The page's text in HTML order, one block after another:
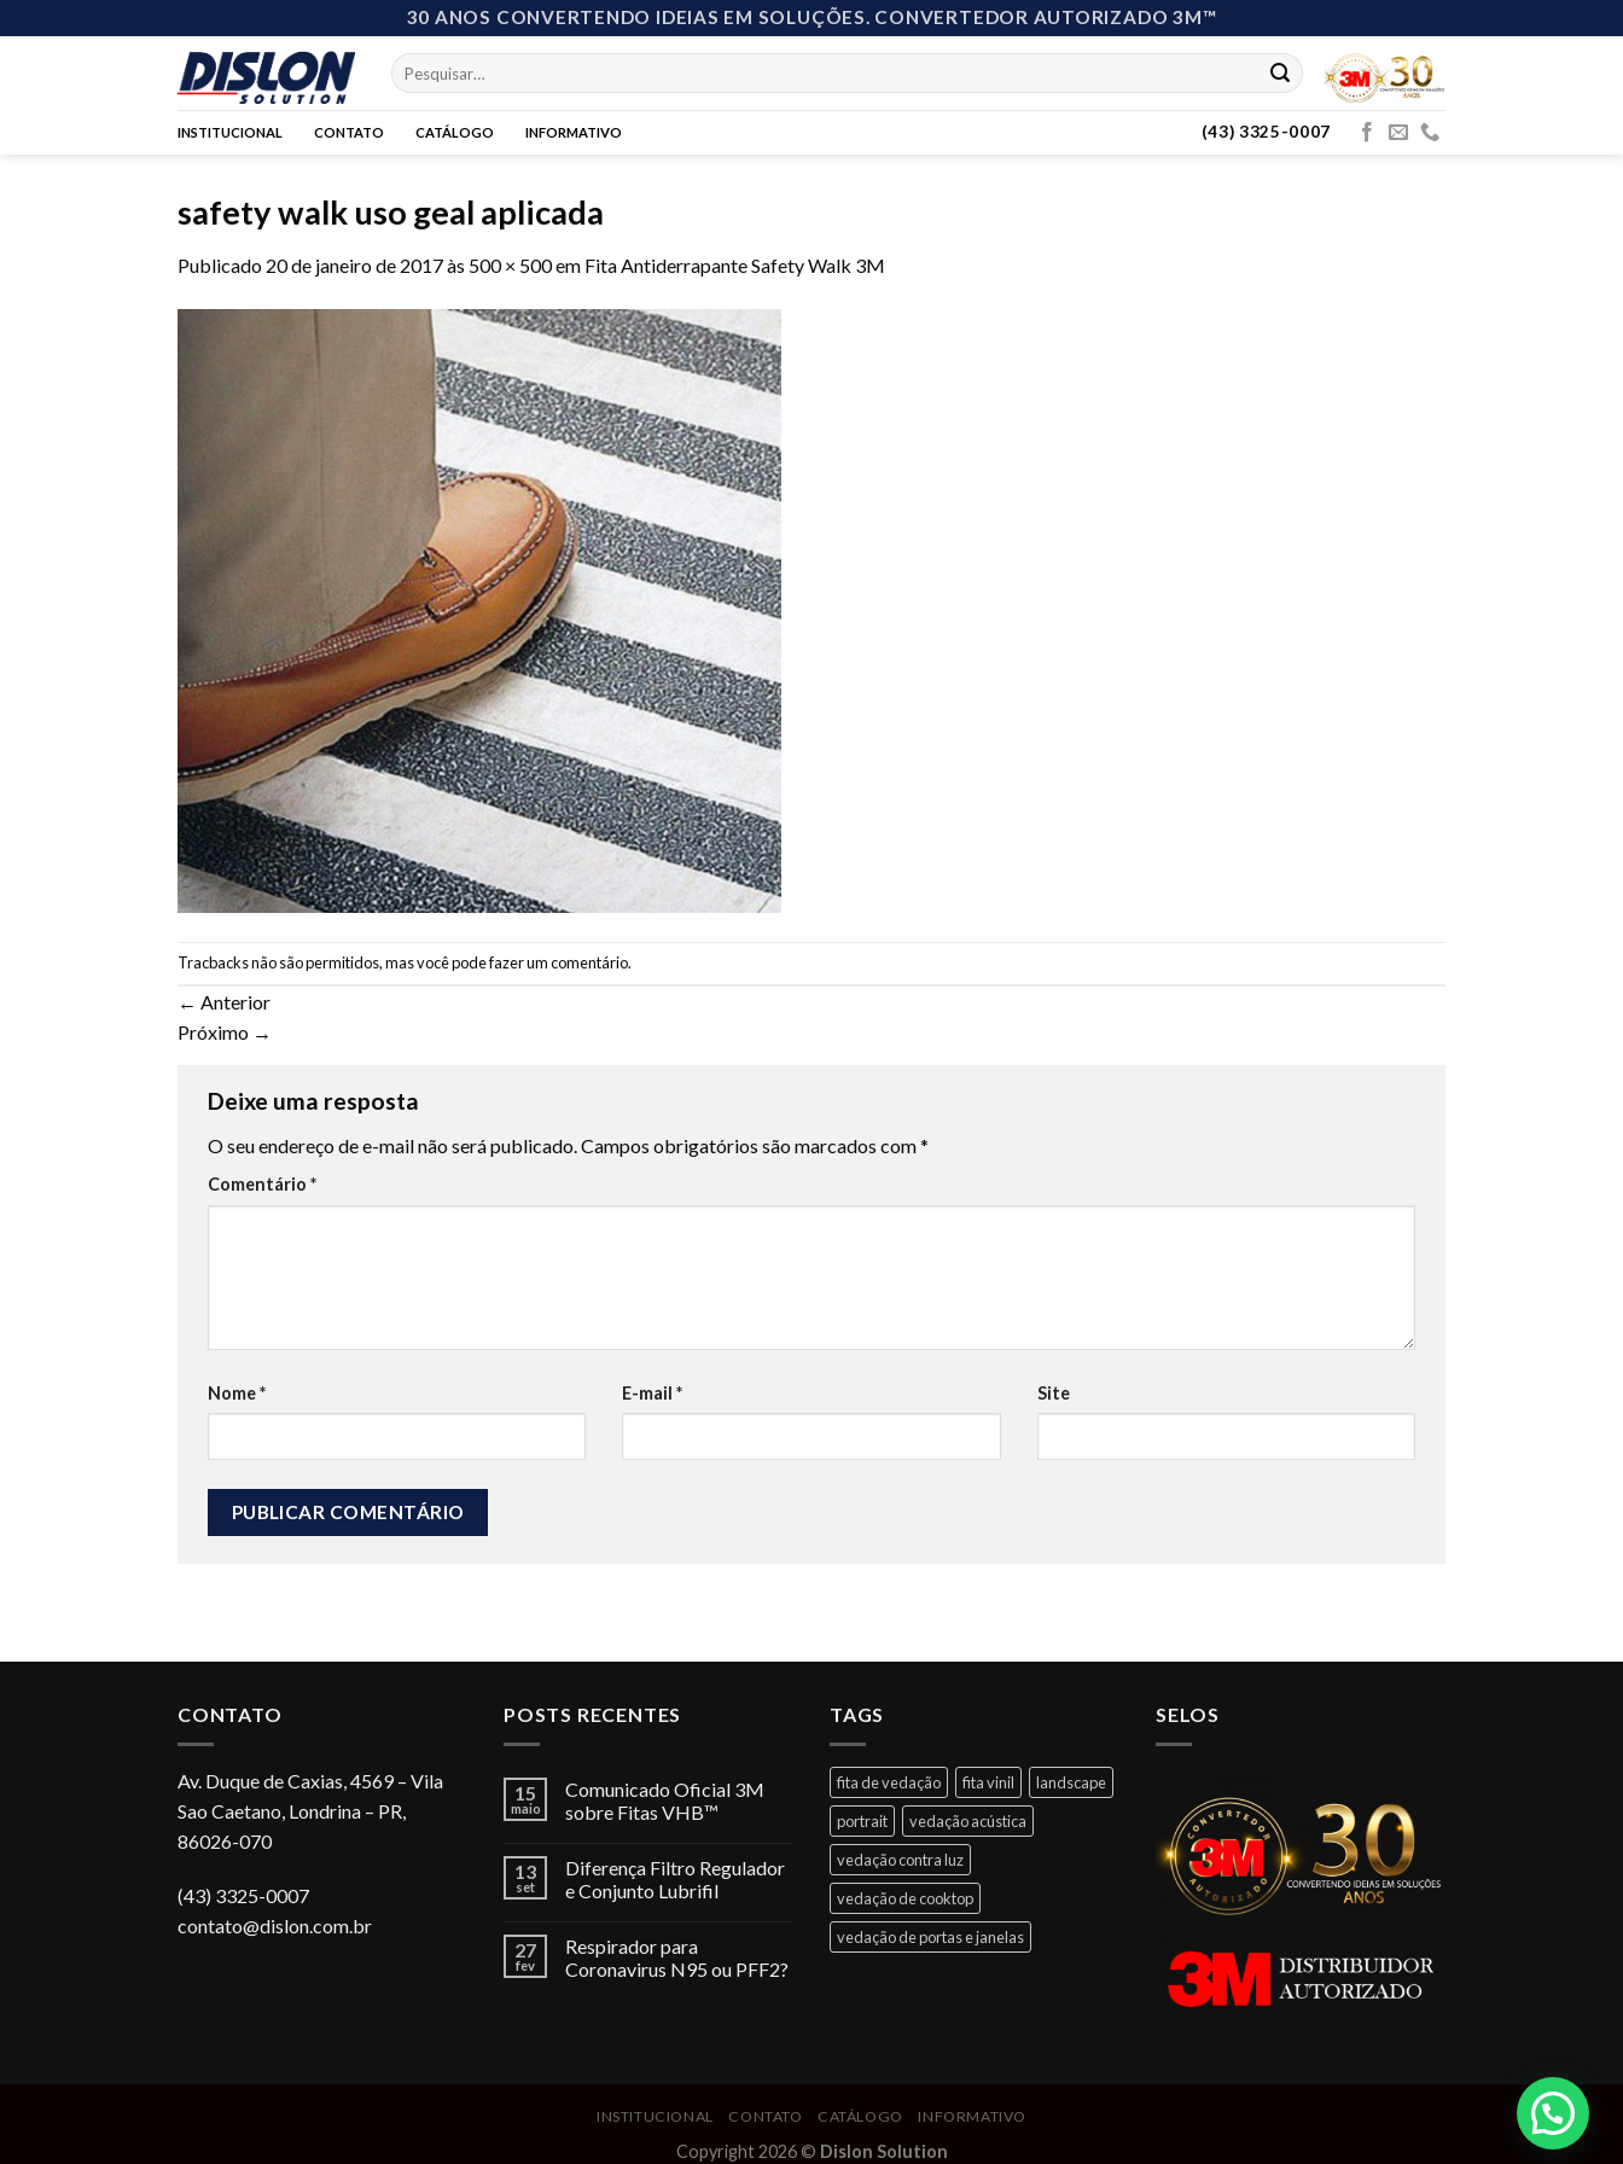
to
30 ANOS CONVERTENDO IDEIAS EM SOLUÇÕES. CONVERTEDOR AUTORIZADO 3M™
Pesquisar
por:
INSTITUCIONAL CONTATO CATÁLOGO INFORMATIVO (43) 3325-0007
safety walk uso geal aplicada
Publicado 20 de janeiro de 2017às 500 × 500em Fita Antiderrapante Safety Walk 3M
Tracbacks não são permitidos, mas você podefazer um comentário.
← Anterior
Próximo →
Deixe uma resposta
O seu endereço de e-mail não será publicado.Campos obrigatórios são marcados com*
Comentário *
Nome* E-mail* Site
CONTATO
Av. Duque de Caxias, 4569 – Vila
Sao Caetano, Londrina – PR,
86026-070
(43) 3325-0007
contato@dislon.com.br
POSTS RECENTES
15
maio
Comunicado Oficial 3M
sobre Fitas VHB™
13
set
Diferença Filtro Regulador
e Conjunto Lubrifil
27
fev
Respirador para
Coronavirus N95 ou PFF2?
TAGS
fita de vedação fita vinil
landscape
portrait
vedação acústica
vedação contra luz
vedação de cooktop
vedação de portas e janelas
SELOS
INSTITUCIONAL CONTATO CATÁLOGO INFORMATIVO
Copyright 2026 © Dislon Solution